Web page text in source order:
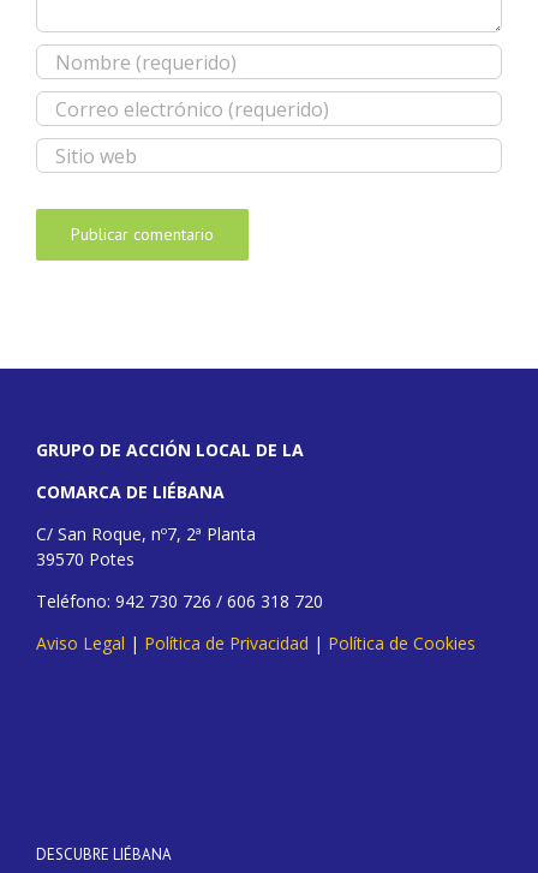
GRUPO DE ACCIÓN LOCAL DE LA
COMARCA DE LIÉBANA
C/ San Roque, nº7, 2ª Planta
39570 Potes
Teléfono: 942 730 726 / 606 318 720
Aviso Legal | Política de Privacidad | Política de Cookies
DESCUBRE LIÉBANA